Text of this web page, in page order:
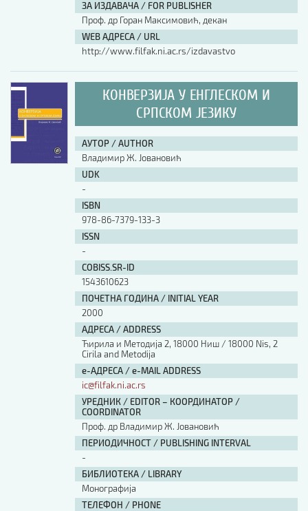
ЗА ИЗДАВАЧА / FOR PUBLISHER
Проф. др Горан Максимовић, декан
WEB АДРЕСА / URL
http://www.filfak.ni.ac.rs/izdavastvo
КОНВЕРЗИЈА У ЕНГЛЕСКОМ И
СРПСКОМ ЈЕЗИКУ
АУТОР / AUTHOR
Владимир Ж. Јовановић
UDK
-
ISBN
978-86-7379-133-3
ISSN
-
COBISS.SR-ID
1543610623
ПОЧЕТНА ГОДИНА / INITIAL YEAR
2000
АДРЕСА / ADDRESS
Ћирила и Методија 2, 18000 Ниш / 18000 Nis, 2
Cirila and Metodija
е-АДРЕСА / e-MAIL ADDRESS
ic@filfak.ni.ac.rs
УРЕДНИК / EDITOR – КООРДИНАТОР /
COORDINATOR
Проф. др Владимир Ж. Јовановић
ПЕРИОДИЧНОСТ / PUBLISHING INTERVAL
-
БИБЛИОТЕКА / LIBRARY
Монографија
ТЕЛЕФОН / PHONE